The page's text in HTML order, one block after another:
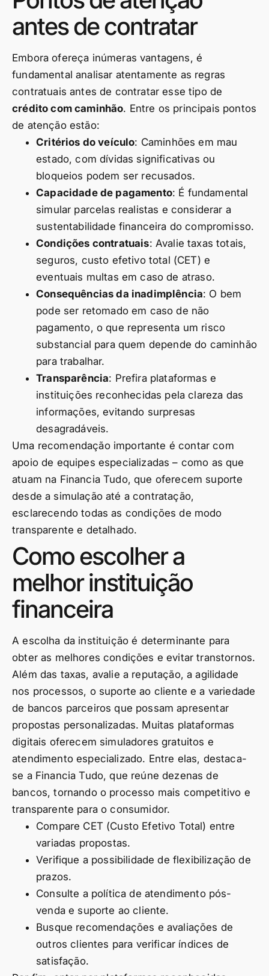
antes de contratar
Embora ofereça inúmeras vantagens, é
fundamental analisar atentamente as regras
contratuais antes de contratar esse tipo de
crédito com caminhão. Entre os principais pontos
de atenção estão:
Critérios do veículo: Caminhões em mau
estado, com dívidas significativas ou
bloqueios podem ser recusados.
Capacidade de pagamento: É fundamental
simular parcelas realistas e considerar a
sustentabilidade financeira do compromisso.
Condições contratuais: Avalie taxas totais,
seguros, custo efetivo total (CET) e
eventuais multas em caso de atraso.
Consequências da inadimplência: O bem
pode ser retomado em caso de não
pagamento, o que representa um risco
substancial para quem depende do caminhão
para trabalhar.
Transparência: Prefira plataformas e
instituições reconhecidas pela clareza das
informações, evitando surpresas
desagradáveis.
Uma recomendação importante é contar com
apoio de equipes especializadas – como as que
atuam na Financia Tudo, que oferecem suporte
desde a simulação até a contratação,
esclarecendo todas as condições de modo
transparente e detalhado.
Como escolher a
melhor instituição
financeira
A escolha da instituição é determinante para
obter as melhores condições e evitar transtornos.
Além das taxas, avalie a reputação, a agilidade
nos processos, o suporte ao cliente e a variedade
de bancos parceiros que possam apresentar
propostas personalizadas. Muitas plataformas
digitais oferecem simuladores gratuitos e
atendimento especializado. Entre elas, destaca-
se a Financia Tudo, que reúne dezenas de
bancos, tornando o processo mais competitivo e
transparente para o consumidor.
Compare CET (Custo Efetivo Total) entre
variadas propostas.
Verifique a possibilidade de flexibilização de
prazos.
Consulte a política de atendimento pós-
venda e suporte ao cliente.
Busque recomendações e avaliações de
outros clientes para verificar índices de
satisfação.